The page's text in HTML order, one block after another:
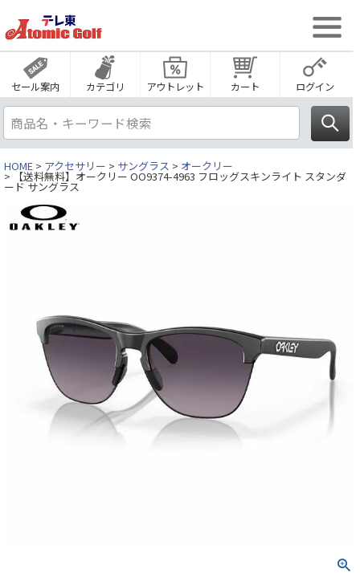
セール案内 カテゴリ アウトレット カート ログイン
HOME アクセサリー サングラス オークリー
【送料無料】オークリー OO9374-4963 フロッグスキンライト スタンダ
ード サングラス